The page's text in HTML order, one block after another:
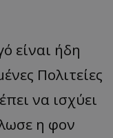
είναι ήδη
Πολιτείες
να ισχύει
η φον